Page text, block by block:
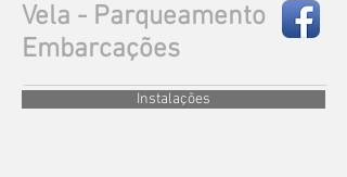
Vela - Parqueamento
Embarcações
Instalações